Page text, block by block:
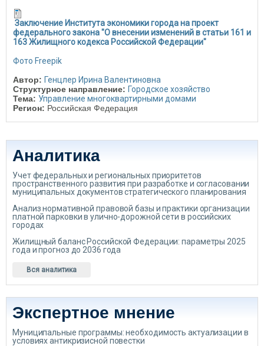
Заключение Института экономики города на проект
федерального закона "О внесении изменений в статьи 161 и
163 Жилищного кодекса Российской Федерации"
Фото Freepik
Автор: Генцлер Ирина Валентиновна
Структурное направление: Городское хозяйство
Тема: Управление многоквартирными домами
Регион: Российская Федерация
Аналитика
Учет федеральных и региональных приоритетов
пространственного развития при разработке и согласовании
муниципальных документов стратегического планирования
Анализ нормативной правовой базы и практики организации
платной парковки в улично-дорожной сети в российских
городах
Жилищный баланс Российской Федерации: параметры 2025
года и прогноз до 2036 года
Вся аналитика
Экспертное мнение
Муниципальные программы: необходимость актуализации в
условиях антикризисной повестки